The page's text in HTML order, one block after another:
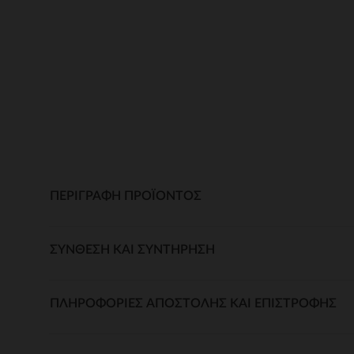
ΠΕΡΙΓΡΑΦΉ ΠΡΟΪΌΝΤΟΣ
ΣΎΝΘΕΣΗ ΚΑΙ ΣΥΝΤΉΡΗΣΗ
ΠΛΗΡΟΦΟΡΊΕΣ ΑΠΟΣΤΟΛΉΣ ΚΑΙ ΕΠΙΣΤΡΟΦΉΣ